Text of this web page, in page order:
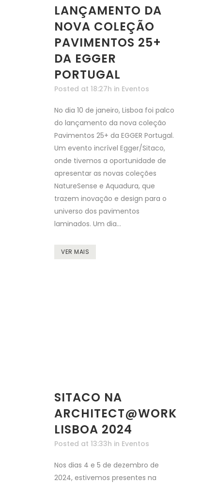
LANÇAMENTO DA
NOVA COLEÇÃO
PAVIMENTOS 25+
DA EGGER
PORTUGAL
Posted at 18:27h in Eventos
No dia 10 de janeiro, Lisboa foi palco
do lançamento da nova coleção
Pavimentos 25+ da EGGER Portugal.
Um evento incrível Egger/Sitaco,
onde tivemos a oportunidade de
apresentar as novas coleções
NatureSense e Aquadura, que
trazem inovação e design para o
universo dos pavimentos
laminados. Um dia...
VER MAIS
SITACO NA
ARCHITECT@WORK
LISBOA 2024
Posted at 13:33h in Eventos
Nos dias 4 e 5 de dezembro de
2024, estivemos presentes na